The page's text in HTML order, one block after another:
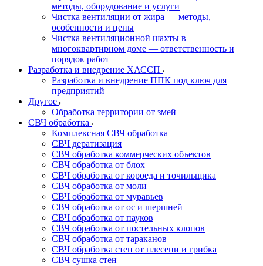
методы, оборудование и услуги
Чистка вентиляции от жира — методы,
особенности и цены
Чистка вентиляционной шахты в
многоквартирном доме — ответственность и
порядок работ
Разработка и внедрение ХАССП
Разработка и внедрение ППК под ключ для
предприятий
Другое
Обработка территории от змей
СВЧ обработка
Комплексная СВЧ обработка
СВЧ дератизация
СВЧ обработка коммерческих объектов
СВЧ обработка от блох
СВЧ обработка от короеда и точильщика
СВЧ обработка от моли
СВЧ обработка от муравьев
СВЧ обработка от ос и шершней
СВЧ обработка от пауков
СВЧ обработка от постельных клопов
СВЧ обработка от тараканов
СВЧ обработка стен от плесени и грибка
СВЧ сушка стен